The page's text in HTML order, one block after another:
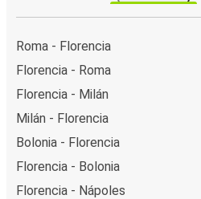
Roma - Florencia
Florencia - Roma
Florencia - Milán
Milán - Florencia
Bolonia - Florencia
Florencia - Bolonia
Florencia - Nápoles